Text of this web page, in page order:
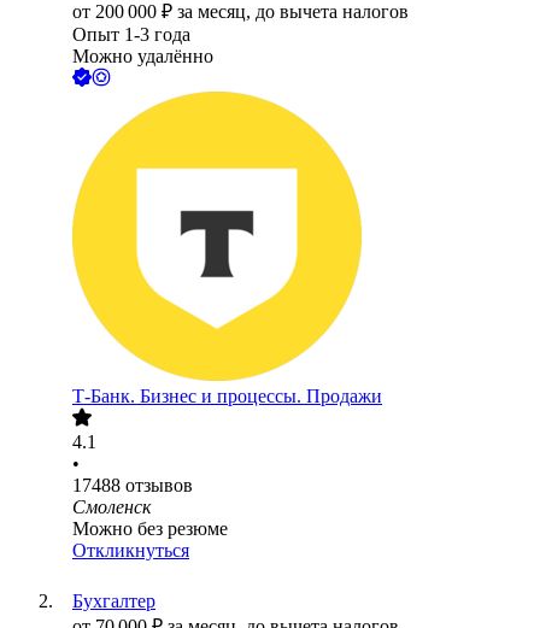
от 200 000 ₽ за месяц, до вычета налогов
Опыт 1-3 года
Можно удалённо
Т-Банк. Бизнес и процессы. Продажи
4.1
•
17488 отзывов
Смоленск
Можно без резюме
Откликнуться
Бухгалтер